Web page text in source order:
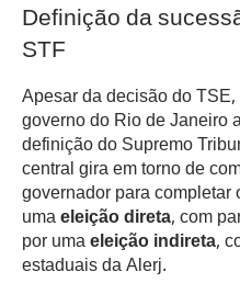
Definição da
STF
Apesar da decisão do
governo do Rio de Janeiro
definição do Supremo
central gira em torno de
governador para completar
umaeleição direta, com
por umaeleição indireta,
estaduais da Alerj.